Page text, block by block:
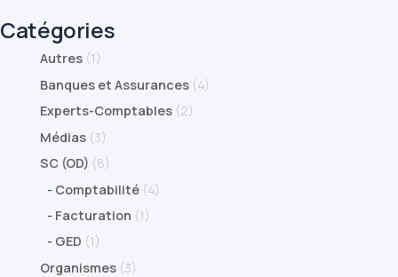
Catégories
Autres (1)
Banques et Assurances (4)
Experts-Comptables (2)
Médias (3)
SC (OD) (8)
- Comptabilité (4)
- Facturation (1)
- GED (1)
Organismes (3)